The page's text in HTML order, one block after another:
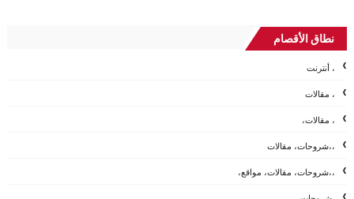
نطاق الأقصام
، أنترنت
، مقالات
، مقالات،
،،شروحات، مقالات
،،شروحات، مقالات، مواقع،